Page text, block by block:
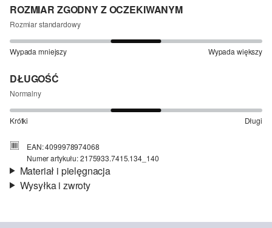
ROZMIAR ZGODNY Z OCZEKIWANYM
Rozmiar standardowy
Wypada mniejszy Wypada większy
DŁUGOŚĆ
Normalny
Krótki Długi
EAN: 4099978974068
Numer artykułu: 2175933.7415.134_140
Materiał i pielęgnacja
Material: mieszanka bawełniana
Wysyłka i zwroty